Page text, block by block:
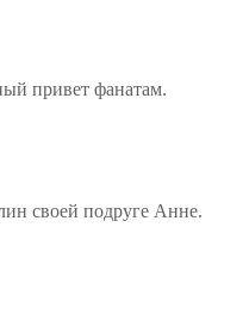
привет фанатам.
своей подруге Анне.